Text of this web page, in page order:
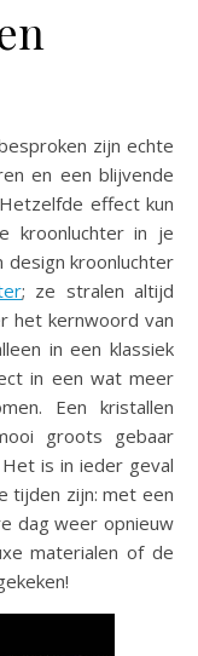
zijn echte
en een blijvende
effect kun
kroonluchter in je
design kroonluchter
; ze stralen altijd
het kernwoord van
in een klassiek
in een wat meer
Een kristallen
groots gebaar
is in ieder geval
tijden zijn: met een
dag weer opnieuw
materialen of de